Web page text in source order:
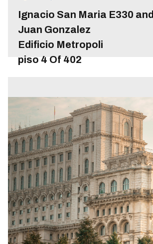
Ignacio San Maria E330 and
Juan Gonzalez
Edificio Metropoli
piso 4 Of 402